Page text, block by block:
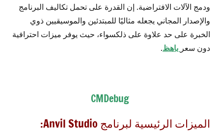
ودمج الآلات الافتراضية. إن القدرة على تحمل تكاليف البرنامج
والإصدار المجاني يجعله مثاليًا للمبتدئين والموسيقيين ذوي
الخبرة على حد علاوة على ذلكسواء، حيث يوفر ميزات احترافية
دون سعر باهظ.
CMDebug
الميزات الرئيسية لبرنامج Anvil Studio: